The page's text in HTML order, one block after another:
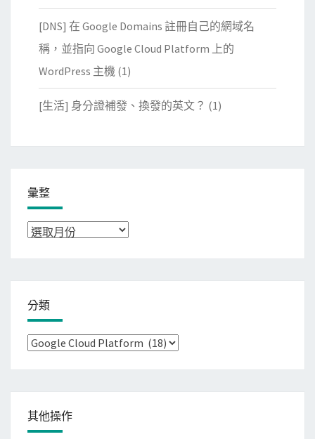
[DNS] 在 Google Domains 註冊自己的網域名
稱，並指向 Google Cloud Platform 上的
WordPress 主機 (1)
[生活] 身分證補發、換發的英文？ (1)
彙整
彙
分類
分
其他操作